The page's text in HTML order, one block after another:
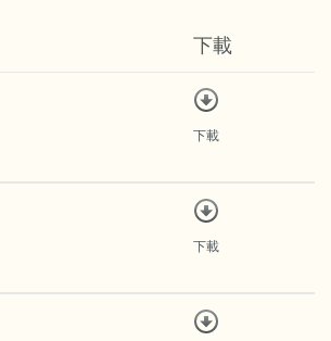
下載
下載
下載